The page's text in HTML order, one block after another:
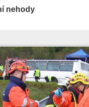
nehody